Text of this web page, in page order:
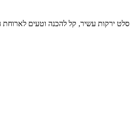
סלט ירקות עשיר, קל להכנה וטעים לארוחת הערב, 548 קלוריות למנה, 125